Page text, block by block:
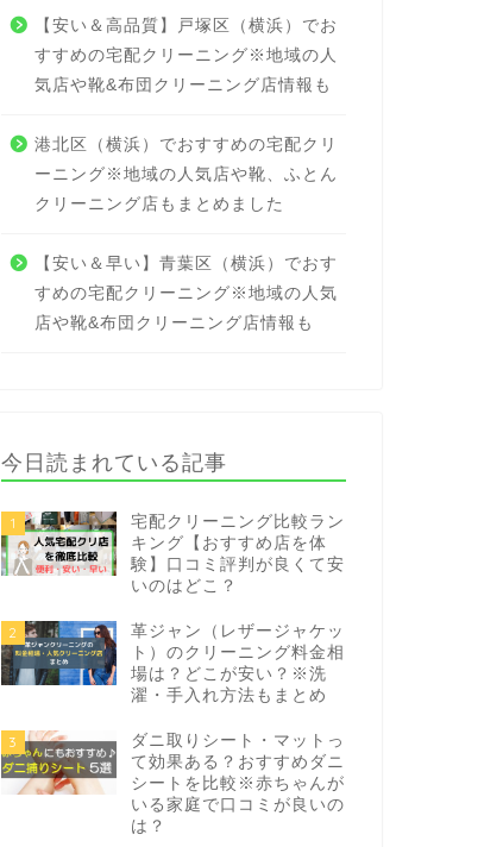
【安い＆高品質】戸塚区（横浜）でお
すすめの宅配クリーニング※地域の人
気店や靴&布団クリーニング店情報も
港北区（横浜）でおすすめの宅配クリ
ーニング※地域の人気店や靴、ふとん
クリーニング店もまとめました
【安い＆早い】青葉区（横浜）でおす
すめの宅配クリーニング※地域の人気
店や靴&布団クリーニング店情報も
今日読まれている記事
1
宅配クリーニング比較ラン
キング【おすすめ店を体
験】口コミ評判が良くて安
いのはどこ？
2
革ジャン（レザージャケッ
ト）のクリーニング料金相
場は？どこが安い？※洗
濯・手入れ方法もまとめ
3
ダニ取りシート・マットっ
て効果ある？おすすめダニ
シートを比較※赤ちゃんが
いる家庭で口コミが良いの
は？